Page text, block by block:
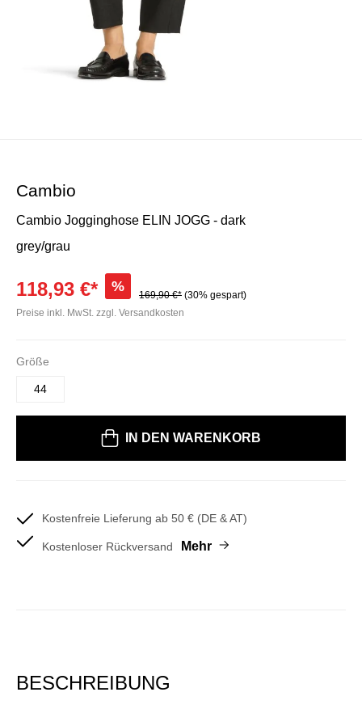
Cambio
Cambio Jogginghose ELIN JOGG - dark
grey/grau
118,93 €* %
169,90 €* (30% gespart)
Preise inkl. MwSt. zzgl. Versandkosten
Größe
44
IN DEN WARENKORB
Kostenfreie Lieferung ab 50 € (DE & AT)
Kostenloser Rückversand Mehr
BESCHREIBUNG